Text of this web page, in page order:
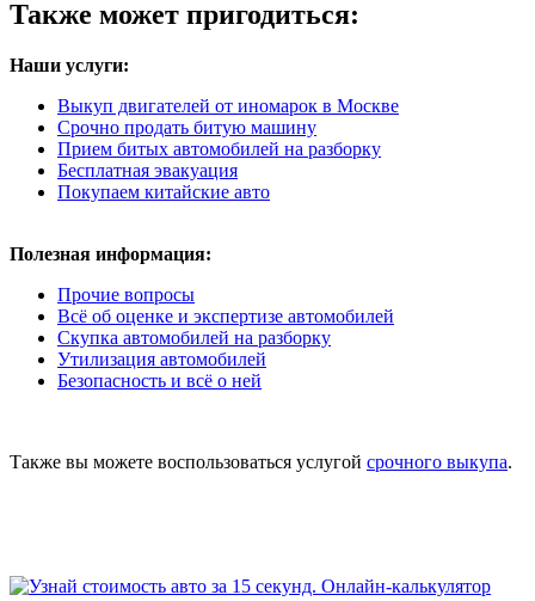
Также может пригодиться:
Наши услуги:
Выкуп двигателей от иномарок в Москве
Срочно продать битую машину
Прием битых автомобилей на разборку
Бесплатная эвакуация
Покупаем китайские авто
Полезная информация:
Прочие вопросы
Всё об оценке и экспертизе автомобилей
Скупка автомобилей на разборку
Утилизация автомобилей
Безопасность и всё о ней
Также вы можете воспользоваться услугой срочного выкупа.